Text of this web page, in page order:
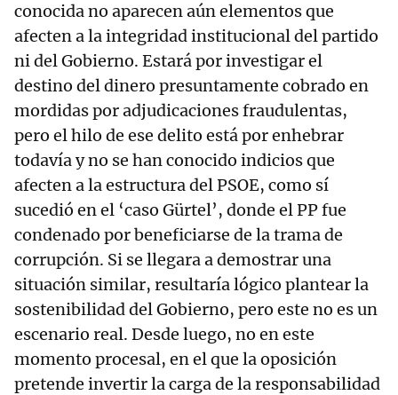
conocida no aparecen aún elementos que
afecten a la integridad institucional del partido
ni del Gobierno. Estará por investigar el
destino del dinero presuntamente cobrado en
mordidas por adjudicaciones fraudulentas,
pero el hilo de ese delito está por enhebrar
todavía y no se han conocido indicios que
afecten a la estructura del PSOE, como sí
sucedió en el ‘caso Gürtel’, donde el PP fue
condenado por beneficiarse de la trama de
corrupción. Si se llegara a demostrar una
situación similar, resultaría lógico plantear la
sostenibilidad del Gobierno, pero este no es un
escenario real. Desde luego, no en este
momento procesal, en el que la oposición
pretende invertir la carga de la responsabilidad